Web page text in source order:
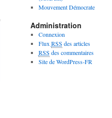
Mouvement Démocrate
Administration
Connexion
Flux RSS des articles
RSS des commentaires
Site de WordPress-FR